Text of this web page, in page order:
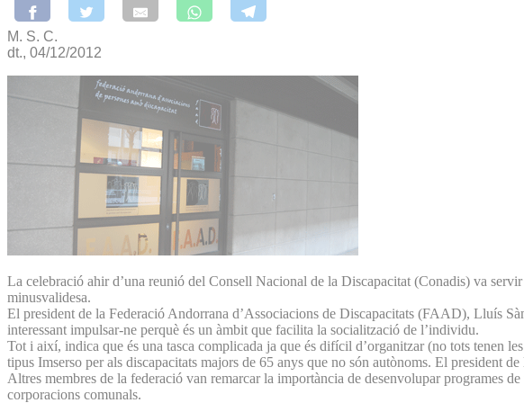
M. S. C.
dt., 04/12/2012
La celebració ahir d’una reunió del Consell Nacional de la Discapacitat (Conadis) va
minusvalidesa.
El president de la Federació Andorrana d’Associacions de Discapacitats (FAAD), Lluís
interessant impulsar-ne perquè és un àmbit que facilita la socialització de l’individu.
Tot i així, indica que és una tasca complicada ja que és difícil d’organitzar (no tots tenen
tipus Imserso per als discapacitats majors de 65 anys que no són autònoms. El president
Altres membres de la federació van remarcar la importància de desenvolupar programes
corporacions comunals.